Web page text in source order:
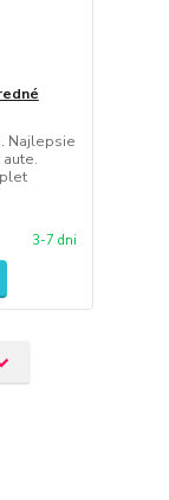
Najlepsie
3-7 dni